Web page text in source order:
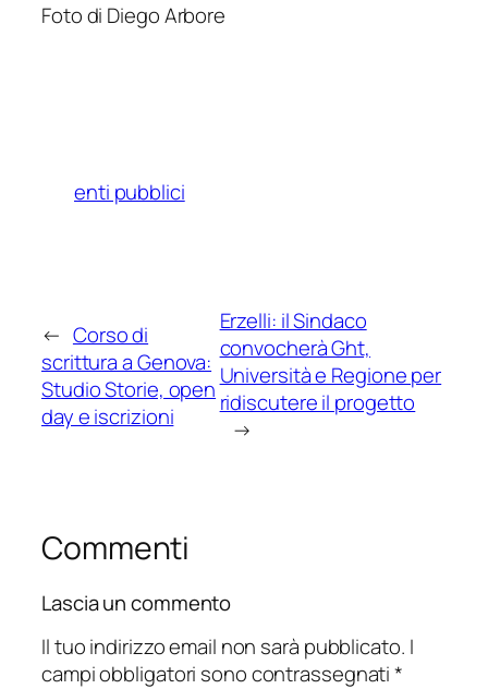
Foto di Diego Arbore
enti pubblici
← Corso di
scrittura a Genova:
Studio Storie, open
day e iscrizioni
Erzelli: il Sindaco
convocherà Ght,
Università e Regione per
ridiscutere il progetto
→
Commenti
Lascia un commento
Il tuo indirizzo email non sarà pubblicato. I
campi obbligatori sono contrassegnati*